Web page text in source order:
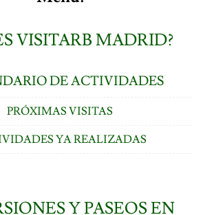
VISITARB MADRID?
DE ACTIVIDADES
PRÓXIMAS VISITAS
YA REALIZADAS
Y PASEOS EN